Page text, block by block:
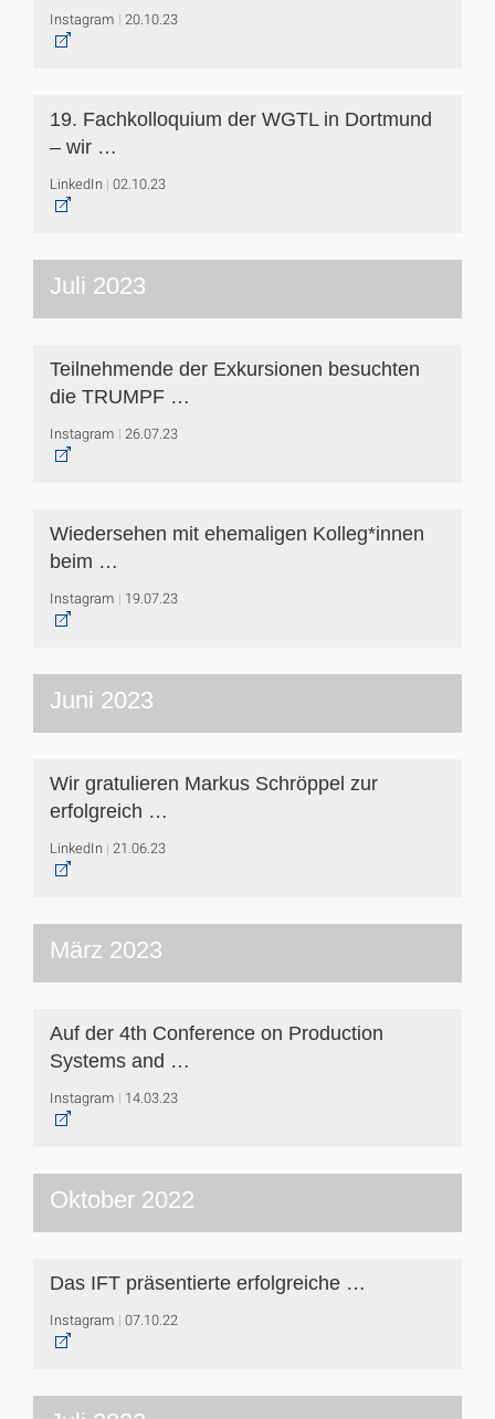
Instagram 20.10.23
19. Fachkolloquium der WGTL in Dortmund
– wir …
LinkedIn 02.10.23
Juli 2023
Teilnehmende der Exkursionen besuchten
die TRUMPF …
Instagram 26.07.23
Wiedersehen mit ehemaligen Kolleg*innen
beim …
Instagram 19.07.23
Juni 2023
Wir gratulieren Markus Schröppel zur
erfolgreich …
LinkedIn 21.06.23
März 2023
Auf der 4th Conference on Production
Systems and …
Instagram 14.03.23
Oktober 2022
Das IFT präsentierte erfolgreiche …
Instagram 07.10.22